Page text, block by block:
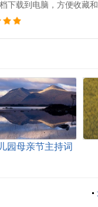
下载到电脑，方便收藏
园母亲节主持词